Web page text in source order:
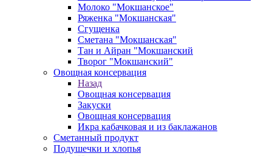
Молоко "Мокшанское"
Ряженка "Мокшанская"
Сгущенка
Сметана "Мокшанская"
Тан и Айран "Мокшанский
Творог "Мокшанский"
Овощная консервация
Назад
Овощная консервация
Закуски
Овощная консервация
Икра кабачковая и из баклажанов
Сметанный продукт
Подушечки и хлопья